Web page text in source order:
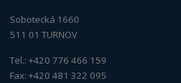
Sobotecká 1660
511 01 TURNOV
Tel.: +420 776 466 159
Fax: +420 481 322 095